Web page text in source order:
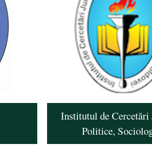
Institutul de Cercetări
Politice,